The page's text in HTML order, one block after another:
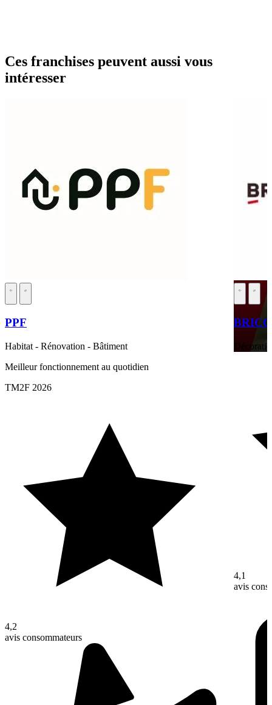
Ces franchises peuvent aussi vous
intéresser
PPF
Habitat - Rénovation - Bâtiment
Meilleur fonctionnement au quotidien
TM2F 2026
4,2
avis consommateurs
4,1
avis